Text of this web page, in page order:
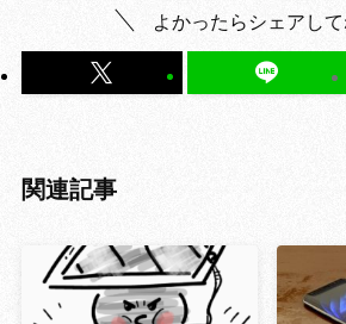
よかったらシェアして
関連記事